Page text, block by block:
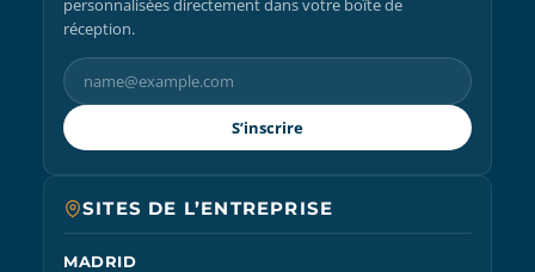
personnalisées directement dans votre boîte de
réception.
S’inscrire
SITES DE L’ENTREPRISE
MADRID